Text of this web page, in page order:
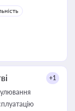
+1